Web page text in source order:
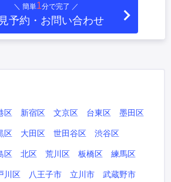
＼ 簡単1分で完了 ／
予約・お問い合わせ
区 新宿区 文京区 台東区 墨田区
区 大田区 世田谷区 渋谷区
区 北区 荒川区 板橋区 練馬区
川区 八王子市 立川市 武蔵野市